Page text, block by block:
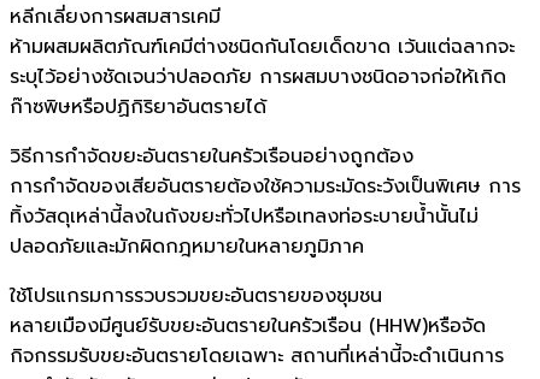
หลีกเลี่ยงการผสมสารเคมี
ห้ามผสมผลิตภัณฑ์เคมีต่างชนิดกันโดยเด็ดขาด เว้นแต่ฉลากจะ
ระบุไว้อย่างชัดเจนว่าปลอดภัย การผสมบางชนิดอาจก่อให้เกิด
ก๊าซพิษหรือปฏิกิริยาอันตรายได้
วิธีการกำจัดขยะอันตรายในครัวเรือนอย่างถูกต้อง
การกำจัดของเสียอันตรายต้องใช้ความระมัดระวังเป็นพิเศษ การ
ทิ้งวัสดุเหล่านี้ลงในถังขยะทั่วไปหรือเทลงท่อระบายน้ำนั้นไม่
ปลอดภัยและมักผิดกฎหมายในหลายภูมิภาค
ใช้โปรแกรมการรวบรวมขยะอันตรายของชุมชน
หลายเมืองมีศูนย์รับขยะอันตรายในครัวเรือน (HHW)หรือจัด
กิจกรรมรับขยะอันตรายโดยเฉพาะ สถานที่เหล่านี้จะดำเนินการ